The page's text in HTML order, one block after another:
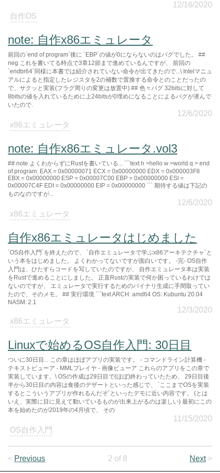
12/16/2020
自作OS
note: 自作x86エミュレータ
前回の`end of program`後に `EBP`の値が0にならないのはバグでした。 ##
neg これを書いてる時点で3章12節まで進めているんですが、 前回の
`endbr64`同様に本書では紹介されていない命令が出てきたので...\ Intelマニュ
アルによると指定したレジスタを2の補数で置換する命令とのことだったの
で、サクッと実装(フラグ周りの変更は放置中) ## 色々バグ 32bitsに対して
8bitsの値を入れているために上24bitsが0埋めになることによるバグが潜んで
いたので.
12/6/2020
x86エミュレータ
note: 自作x86エミュレータ.vol3
## note よくわからずにRustを書いている... ```text h >hello w >world q > end
of program. EAX = 0x00000071 ECX = 0x00000000 EDX = 0x000003F8
EBX = 0x00000000 ESP = 0x00007C00 EBP = 0x00000000 ESI =
0x00007C4F EDI = 0x00000000 EIP = 0x00000000 ``` 期待する値は下記の
ものなのですが...
12/6/2020
x86エミュレータ
自作x86エミュレータはじめました
`OS自作入門`を終えたので、 `自作エミュレータで学ぶx86アーキテクチャ`と
いう本をはじめました。 よくわかってないですが面白いです。 -完- OS自作
入門は、ひたすらコードを写していたのですが、 自作エミュレータ本は実装
をRustで進めることにしました。 正直Rustの実装で何か困っているわけでは
ないのですが、 エミュレータで実行するためのバイナリ生成に手間取ってい
たので、そのメモ。 ## 実行環境 ```text ARCH: amd64 OS: Kubuntu 20.04
NASM: 2.1
12/3/2020
x86エミュレータ
Linuxで始めるOS自作入門: 30日目
ついに30日目... この章はほぼアプリの実装です。 - コマンドライン計算機 -
テキストビューア - MMLプレイヤ - 画像ビューア これらのアプリをこの章で
実装しています。\ OSの作成は29日目で(ほぼ)終わっていたため、 29日目後
半から30日目の内容は食後のデザートといった感じで、 `ここまでOSを実装
するとこういうアプリが作れるんだぞ`といったデモに近い内容です。 (とは
いえ、実際に目に見えて動いているものが出来上がるのは楽しい) 最初にこの
本を始めたのが2019年の4月頃で、 その
11/15/2020
OS自作入門
< Previous 2 of 8 Next>